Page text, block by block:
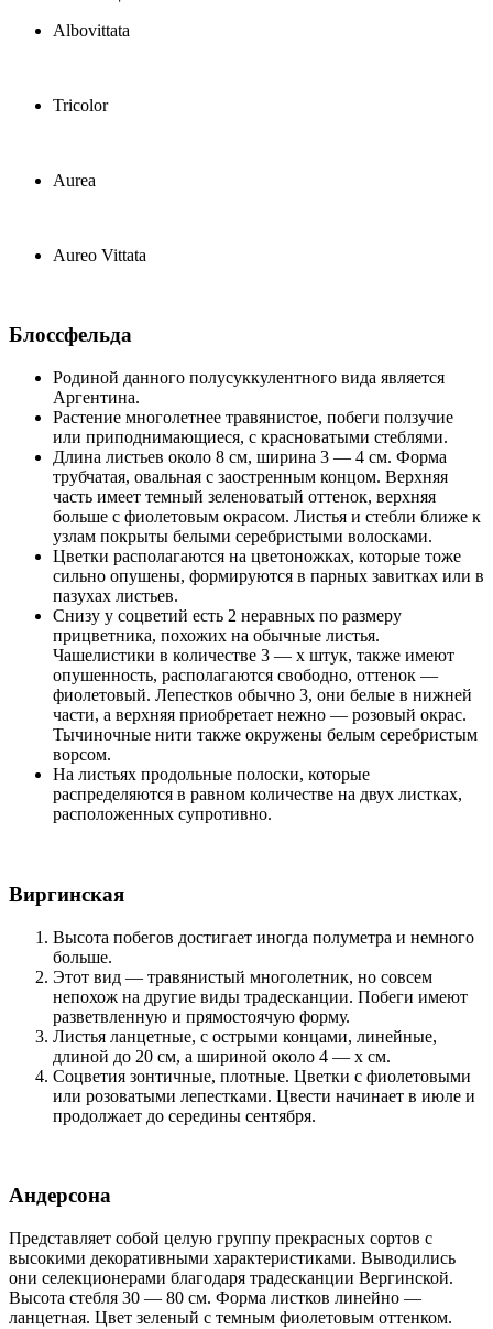
Albovittata
Tricolor
Aurea
Aureo Vittata
Блоссфельда
Родиной данного полусуккулентного вида является
Аргентина.
Растение многолетнее травянистое, побеги ползучие
или приподнимающиеся, с красноватыми стеблями.
Длина листьев около 8 см, ширина 3 — 4 см. Форма
трубчатая, овальная с заостренным концом. Верхняя
часть имеет темный зеленоватый оттенок, верхняя
больше с фиолетовым окрасом. Листья и стебли ближе к
узлам покрыты белыми серебристыми волосками.
Цветки располагаются на цветоножках, которые тоже
сильно опушены, формируются в парных завитках или в
пазухах листьев.
Снизу у соцветий есть 2 неравных по размеру
прицветника, похожих на обычные листья.
Чашелистики в количестве 3 — х штук, также имеют
опушенность, располагаются свободно, оттенок —
фиолетовый. Лепестков обычно 3, они белые в нижней
части, а верхняя приобретает нежно — розовый окрас.
Тычиночные нити также окружены белым серебристым
ворсом.
На листьях продольные полоски, которые
распределяются в равном количестве на двух листках,
расположенных супротивно.
Виргинская
Высота побегов достигает иногда полуметра и немного
больше.
Этот вид — травянистый многолетник, но совсем
непохож на другие виды традесканции. Побеги имеют
разветвленную и прямостоячую форму.
Листья ланцетные, с острыми концами, линейные,
длиной до 20 см, а шириной около 4 — х см.
Соцветия зонтичные, плотные. Цветки с фиолетовыми
или розоватыми лепестками. Цвести начинает в июле и
продолжает до середины сентября.
Андерсона
Представляет собой целую группу прекрасных сортов с
высокими декоративными характеристиками. Выводились
они селекционерами благодаря традесканции Вергинской.
Высота стебля 30 — 80 см. Форма листков линейно —
ланцетная. Цвет зеленый с темным фиолетовым оттенком.